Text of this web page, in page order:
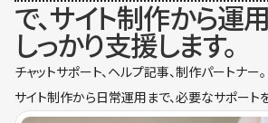
で、サイト制作から運
しっかり支援します。
チャットサポート、ヘルプ記事、制作パートナー。
サイト制作から日常運用まで、必要なサポート